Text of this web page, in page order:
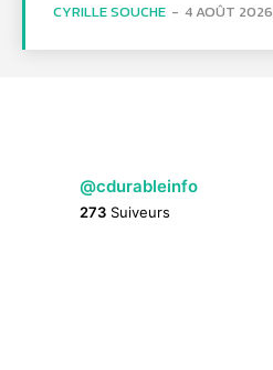
CYRILLE SOUCHE - 4 AOÛT 2026
@cdurableinfo
273 Suiveurs